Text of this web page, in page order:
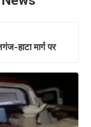
हाटा मार्ग पर